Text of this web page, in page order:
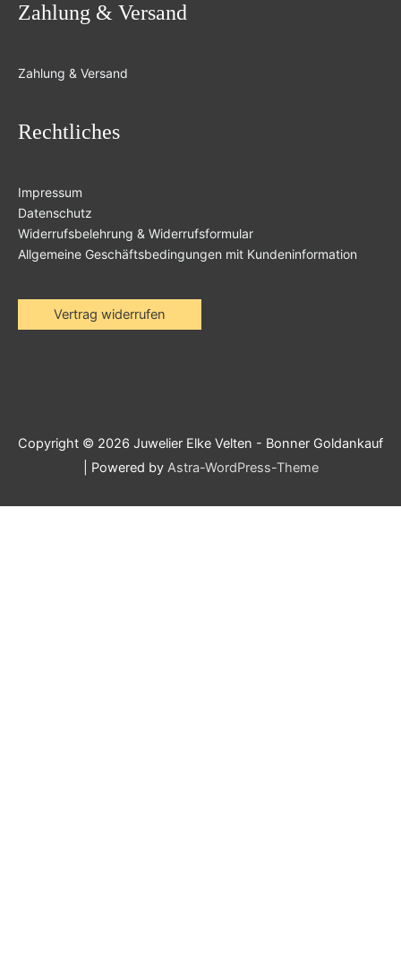
Zahlung & Versand
Zahlung & Versand
Rechtliches
Impressum
Datenschutz
Widerrufsbelehrung & Widerrufsformular
Allgemeine Geschäftsbedingungen mit Kundeninformation
Vertrag widerrufen
Copyright © 2026 Juwelier Elke Velten - Bonner Goldankauf
| Powered by Astra-WordPress-Theme